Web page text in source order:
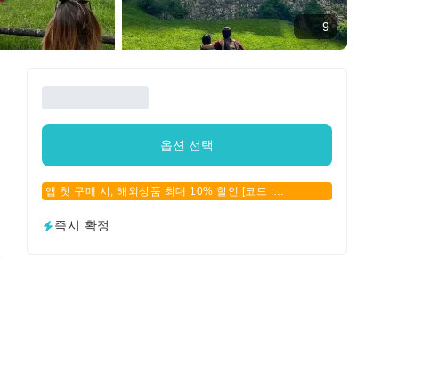
9
옵션 선택
앱 첫 구매 시, 해외상품 최대 10% 할인 [코드 :
즉시 확정